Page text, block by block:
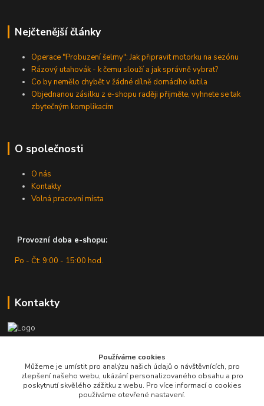
Nejčtenější články
Operace "Probuzení šelmy": Jak připravit motorku na sezónu
Rázový utahovák - k čemu slouží a jak správně vybrat?
Co by nemělo chybět v žádné dílně domácího kutila
Objednanou zásilku z e-shopu raději přijměte, vyhnete se tak
zbytečným komplikacím
O společnosti
O nás
Kontakty
Volná pracovní místa
Provozní doba e-shopu:
Po - Čt: 9:00 - 15:00 hod.
Kontakty
+420 607 430 416
(Po - Čt: 9 - 15 hod.)
info@pro-dilnu.cz
Používáme cookies
Můžeme je umístit pro analýzu našich údajů o návštěvnících, pro
zlepšení našeho webu, ukázání personalizovaného obsahu a pro
poskytnutí skvělého zážitku z webu. Pro více informací o cookies
používáme otevřené nastavení.